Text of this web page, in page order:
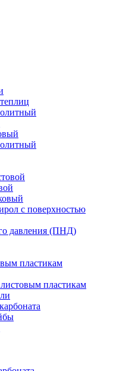
с поверхностью
давления (ПНД)
пластикам
пластикам